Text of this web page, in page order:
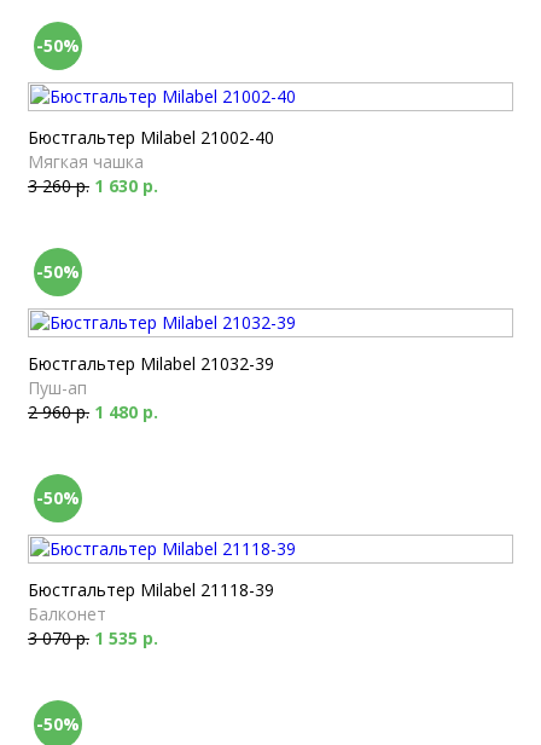
-50%
Бюстгальтер Milabel 21002-40
Мягкая чашка
3 260 р. 1 630 р.
-50%
Бюстгальтер Milabel 21032-39
Пуш-ап
2 960 р. 1 480 р.
-50%
Бюстгальтер Milabel 21118-39
Балконет
3 070 р. 1 535 р.
-50%